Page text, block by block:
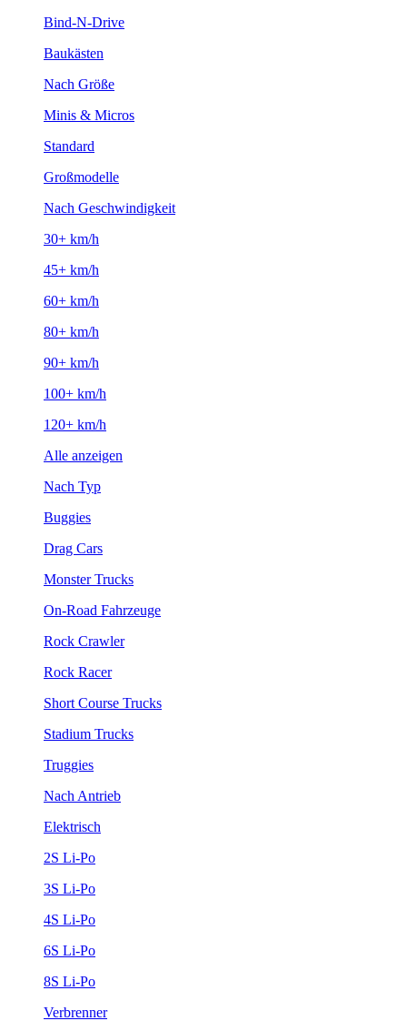
Bind-N-Drive
Baukästen
Nach Größe
Minis & Micros
Standard
Großmodelle
Nach Geschwindigkeit
30+ km/h
45+ km/h
60+ km/h
80+ km/h
90+ km/h
100+ km/h
120+ km/h
Alle anzeigen
Nach Typ
Buggies
Drag Cars
Monster Trucks
On-Road Fahrzeuge
Rock Crawler
Rock Racer
Short Course Trucks
Stadium Trucks
Truggies
Nach Antrieb
Elektrisch
2S Li-Po
3S Li-Po
4S Li-Po
6S Li-Po
8S Li-Po
Verbrenner